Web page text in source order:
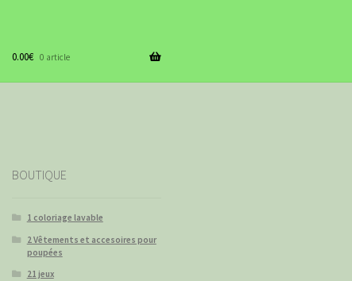
0.00€ 0 article
BOUTIQUE
1 coloriage lavable
2 Vêtements et accesoires pour
poupées
21 jeux